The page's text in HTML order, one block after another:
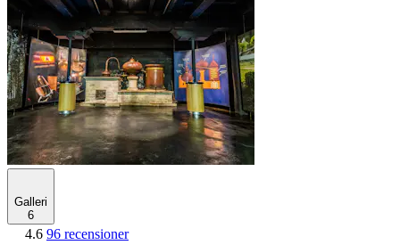
Galleri
6
4.6 96 recensioner